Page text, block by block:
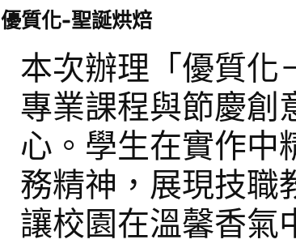
優質化-聖誕烘焙
本次辦理「優質化
專業課程與節慶創
心。學生在實作中
務精神，展現技職
讓校園在溫馨香氣